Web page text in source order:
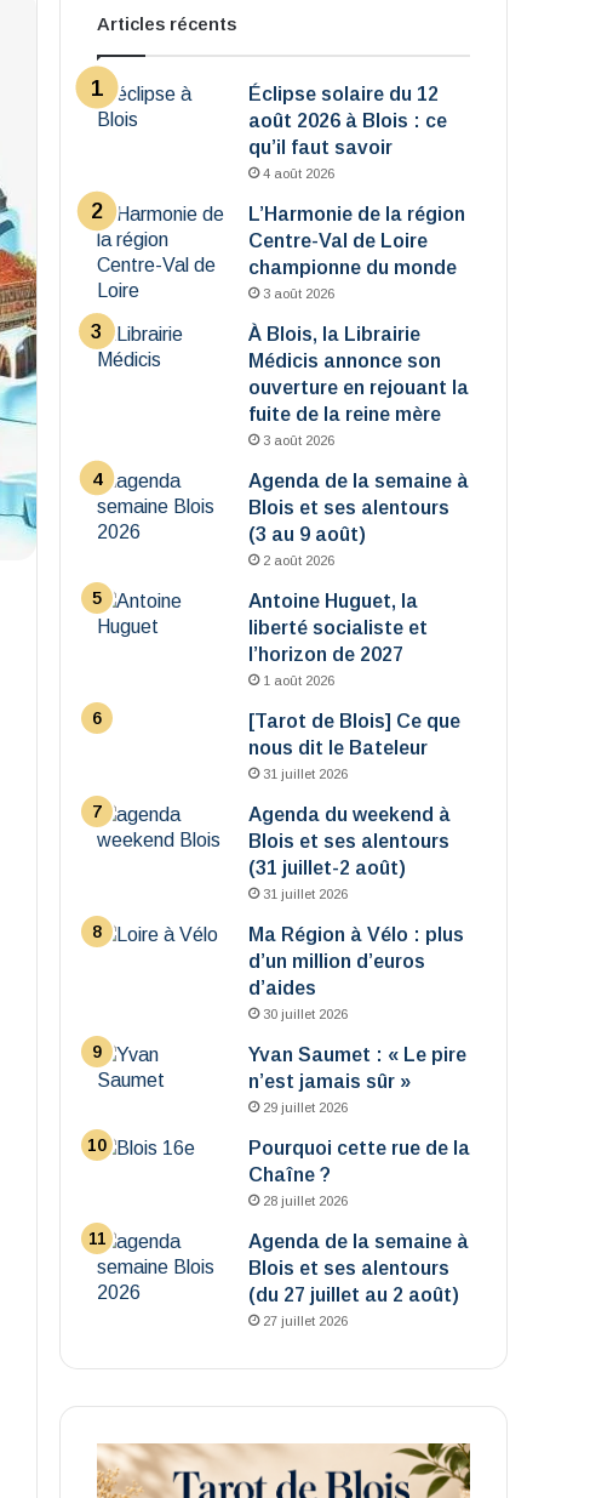
Articles récents
Éclipse solaire du 12
août 2026 à Blois : ce
qu’il faut savoir
4 août 2026
L’Harmonie de la région
Centre-Val de Loire
championne du monde
3 août 2026
À Blois, la Librairie
Médicis annonce son
ouverture en rejouant la
fuite de la reine mère
3 août 2026
Agenda de la semaine à
Blois et ses alentours
(3 au 9 août)
2 août 2026
Antoine Huguet, la
liberté socialiste et
l’horizon de 2027
1 août 2026
[Tarot de Blois] Ce que
nous dit le Bateleur
31 juillet 2026
Agenda du weekend à
Blois et ses alentours
(31 juillet-2 août)
31 juillet 2026
Ma Région à Vélo : plus
d’un million d’euros
d’aides
30 juillet 2026
Yvan Saumet : « Le pire
n’est jamais sûr »
29 juillet 2026
Pourquoi cette rue de la
Chaîne ?
28 juillet 2026
Agenda de la semaine à
Blois et ses alentours
(du 27 juillet au 2 août)
27 juillet 2026